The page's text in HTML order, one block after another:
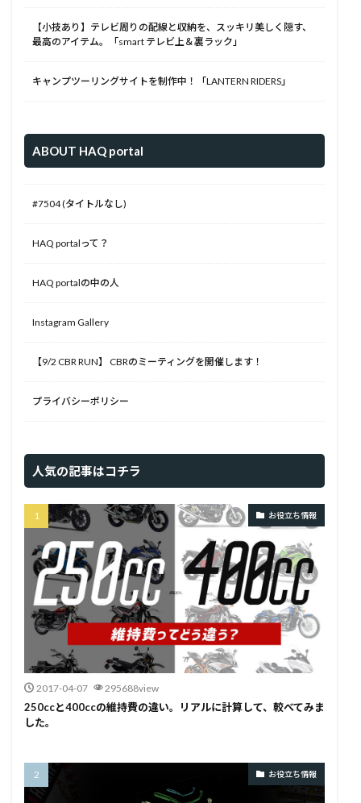
【小技あり】テレビ周りの配線と収納を、スッキリ美しく隠す、
最高のアイテム。「smart テレビ上＆裏ラック」
キャンプツーリングサイトを制作中！「LANTERN RIDERS」
ABOUT HAQ portal
#7504 (タイトルなし)
HAQ portalって？
HAQ portalの中の人
Instagram Gallery
【9/2 CBR RUN】 CBRのミーティングを開催します！
プライバシーポリシー
人気の記事はコチラ
お役立ち情報
2017-04-07 295688view
250ccと400ccの維持費の違い。リアルに計算して、較べてみま
した。
お役立ち情報